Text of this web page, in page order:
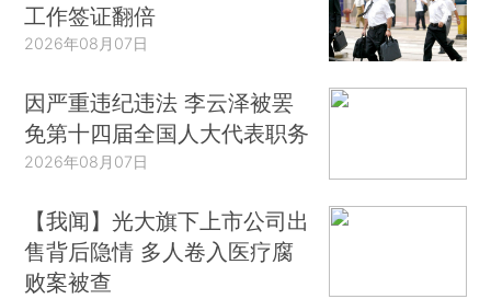
工作签证翻倍
2026年08月07日
因严重违纪违法 李云泽被罢
免第十四届全国人大代表职务
2026年08月07日
【我闻】光大旗下上市公司出
售背后隐情 多人卷入医疗腐
败案被查